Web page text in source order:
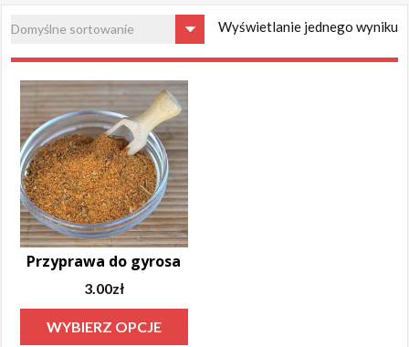
Wyświetlanie jednego wyniku
Przyprawa do gyrosa
3.00zł
WYBIERZ OPCJE